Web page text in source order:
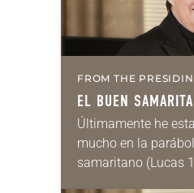
FROM THE
EL BUEN
Últimamente he
mucho en la
samaritano (Lucas